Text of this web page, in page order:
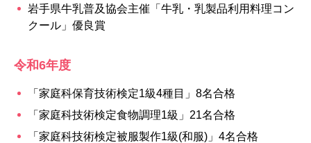
岩手県牛乳普及協会主催「牛乳・乳製品利用料理コン
クール」優良賞
令和6年度
「家庭科保育技術検定1級4種目」8名合格
「家庭科技術検定食物調理1級」21名合格
「家庭科技術検定被服製作1級(和服)」4名合格